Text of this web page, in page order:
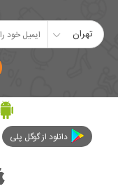
تهران
دانلود از گوگل پلی